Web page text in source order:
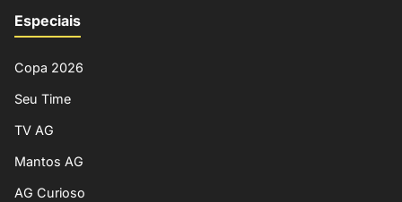
Especiais
Copa 2026
Seu Time
TV AG
Mantos AG
AG Curioso